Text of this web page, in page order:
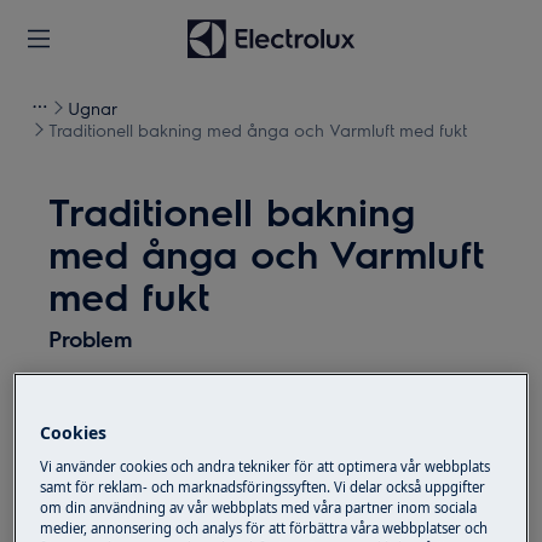
Ugnar
Traditionell bakning med ånga och Varmluft med fukt
Traditionell bakning
med ånga och Varmluft
med fukt
Problem
Hur använder jag funktionen Varmluft
med fukt?
Gäller
Cookies
Vi använder cookies och andra tekniker för att optimera vår webbplats
samt för reklam- och marknadsföringssyften. Vi delar också uppgifter
om din användning av vår webbplats med våra partner inom sociala
medier, annonsering och analys för att förbättra våra webbplatser och